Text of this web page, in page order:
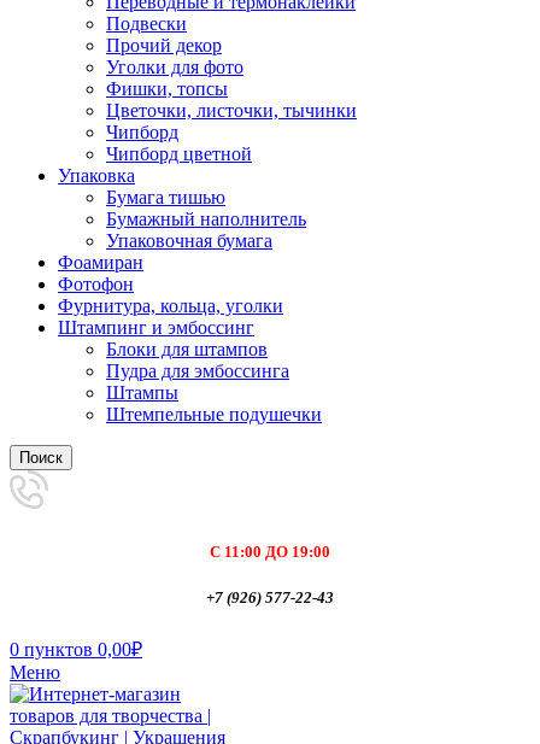
Подвески
Прочий декор
Уголки для фото
Фишки, топсы
Цветочки, листочки, тычинки
Чипборд
Чипборд цветной
Упаковка
Бумага тишью
Бумажный наполнитель
Упаковочная бумага
Фоамиран
Фотофон
Фурнитура, кольца, уголки
Штампинг и эмбоссинг
Блоки для штампов
Пудра для эмбоссинга
Штампы
Штемпельные подушечки
Поиск
С 11:00 ДО 19:00
+7 (926) 577-22-43
0 пунктов 0,00₽
Меню